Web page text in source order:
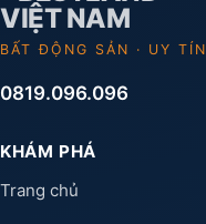
BẤT ĐỘNG SẢN · UY TÍN
0819.096.096
KHÁM PHÁ
Trang chủ